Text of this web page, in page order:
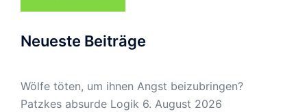
Neueste Beiträge
Wölfe töten, um ihnen Angst beizubringen?
Patzkes absurde Logik 6. August 2026